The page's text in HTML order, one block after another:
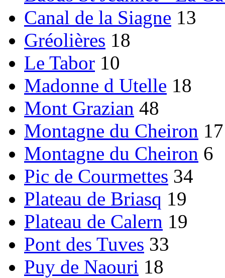
Canal de la Siagne 13
Gréolières 18
Le Tabor 10
Madonne d Utelle 18
Mont Grazian 48
Montagne du Cheiron 17
Montagne du Cheiron 6
Pic de Courmettes 34
Plateau de Briasq 19
Plateau de Calern 19
Pont des Tuves 33
Puy de Naouri 18